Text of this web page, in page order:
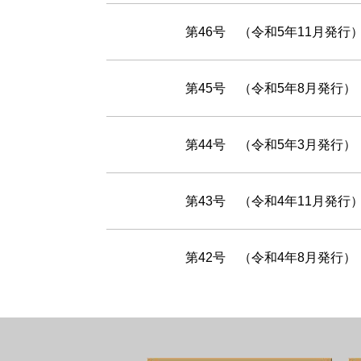
第46号 （令和5年11月発行
第45号 （令和5年8月発行）
第44号 （令和5年3月発行）
第43号 （令和4年11月発行
第42号 （令和4年8月発行）